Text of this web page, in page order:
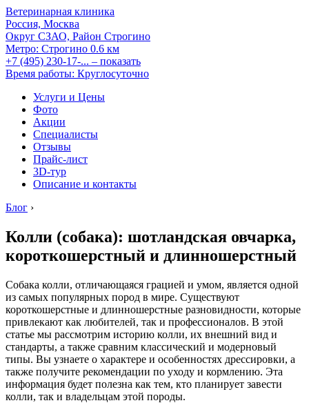
Ветеринарная клиника
Россия, Москва
Округ СЗАО, Район Строгино
Метро: Строгино 0.6 км
+7 (495) 230-17-... – показать
Время работы: Круглосуточно
Услуги и Цены
Фото
Акции
Специалисты
Отзывы
Прайс-лист
3D-тур
Описание и контакты
Блог ›
Колли (собака): шотландская овчарка,
короткошерстный и длинношерстный
Собака колли, отличающаяся грацией и умом, является одной
из самых популярных пород в мире. Существуют
короткошерстные и длинношерстные разновидности, которые
привлекают как любителей, так и профессионалов. В этой
статье мы рассмотрим историю колли, их внешний вид и
стандарты, а также сравним классический и модерновый
типы. Вы узнаете о характере и особенностях дрессировки, а
также получите рекомендации по уходу и кормлению. Эта
информация будет полезна как тем, кто планирует завести
колли, так и владельцам этой породы.